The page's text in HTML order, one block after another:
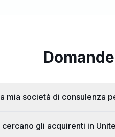
mia società di consulenza
gli acquirenti in